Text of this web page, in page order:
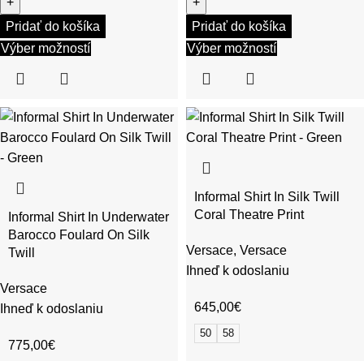
Pridať do košíka
Výber možností
Pridať do košíka
Výber možností
Informal Shirt In Underwater
Barocco Foulard On Silk
Twill
Versace
Ihneď k odoslaniu
775,00€
Informal Shirt In Silk Twill
Coral Theatre Print
Versace, Versace
Ihneď k odoslaniu
645,00€
50 58